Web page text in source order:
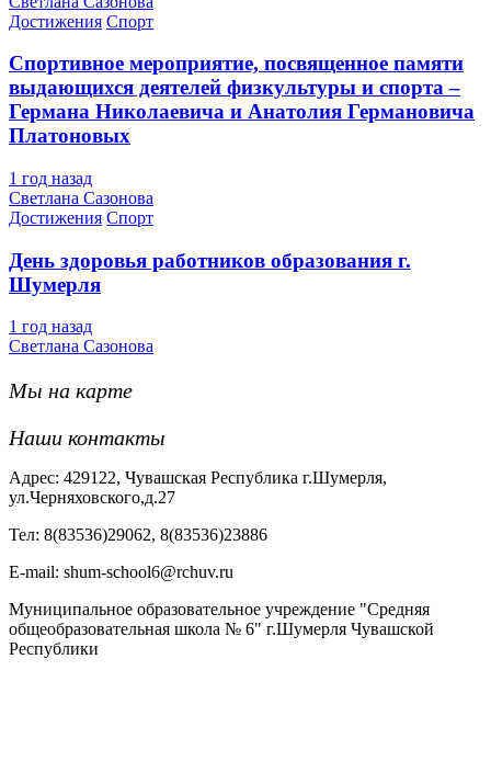
Достижения Спорт
Спортивное мероприятие, посвященное памяти
выдающихся деятелей физкультуры и спорта –
Германа Николаевича и Анатолия Германовича
Платоновых
1 год назад
Светлана Сазонова
Достижения Спорт
День здоровья работников образования г.
Шумерля
1 год назад
Светлана Сазонова
Мы на карте
Наши контакты
Адрес: 429122, Чувашская Республика г.Шумерля,
ул.Черняховского,д.27
Тел: 8(83536)29062, 8(83536)23886
Е-mail: shum-school6@rchuv.ru
Муниципальное образовательное учреждение "Средняя
общеобразовательная школа № 6" г.Шумерля Чувашской
Республики